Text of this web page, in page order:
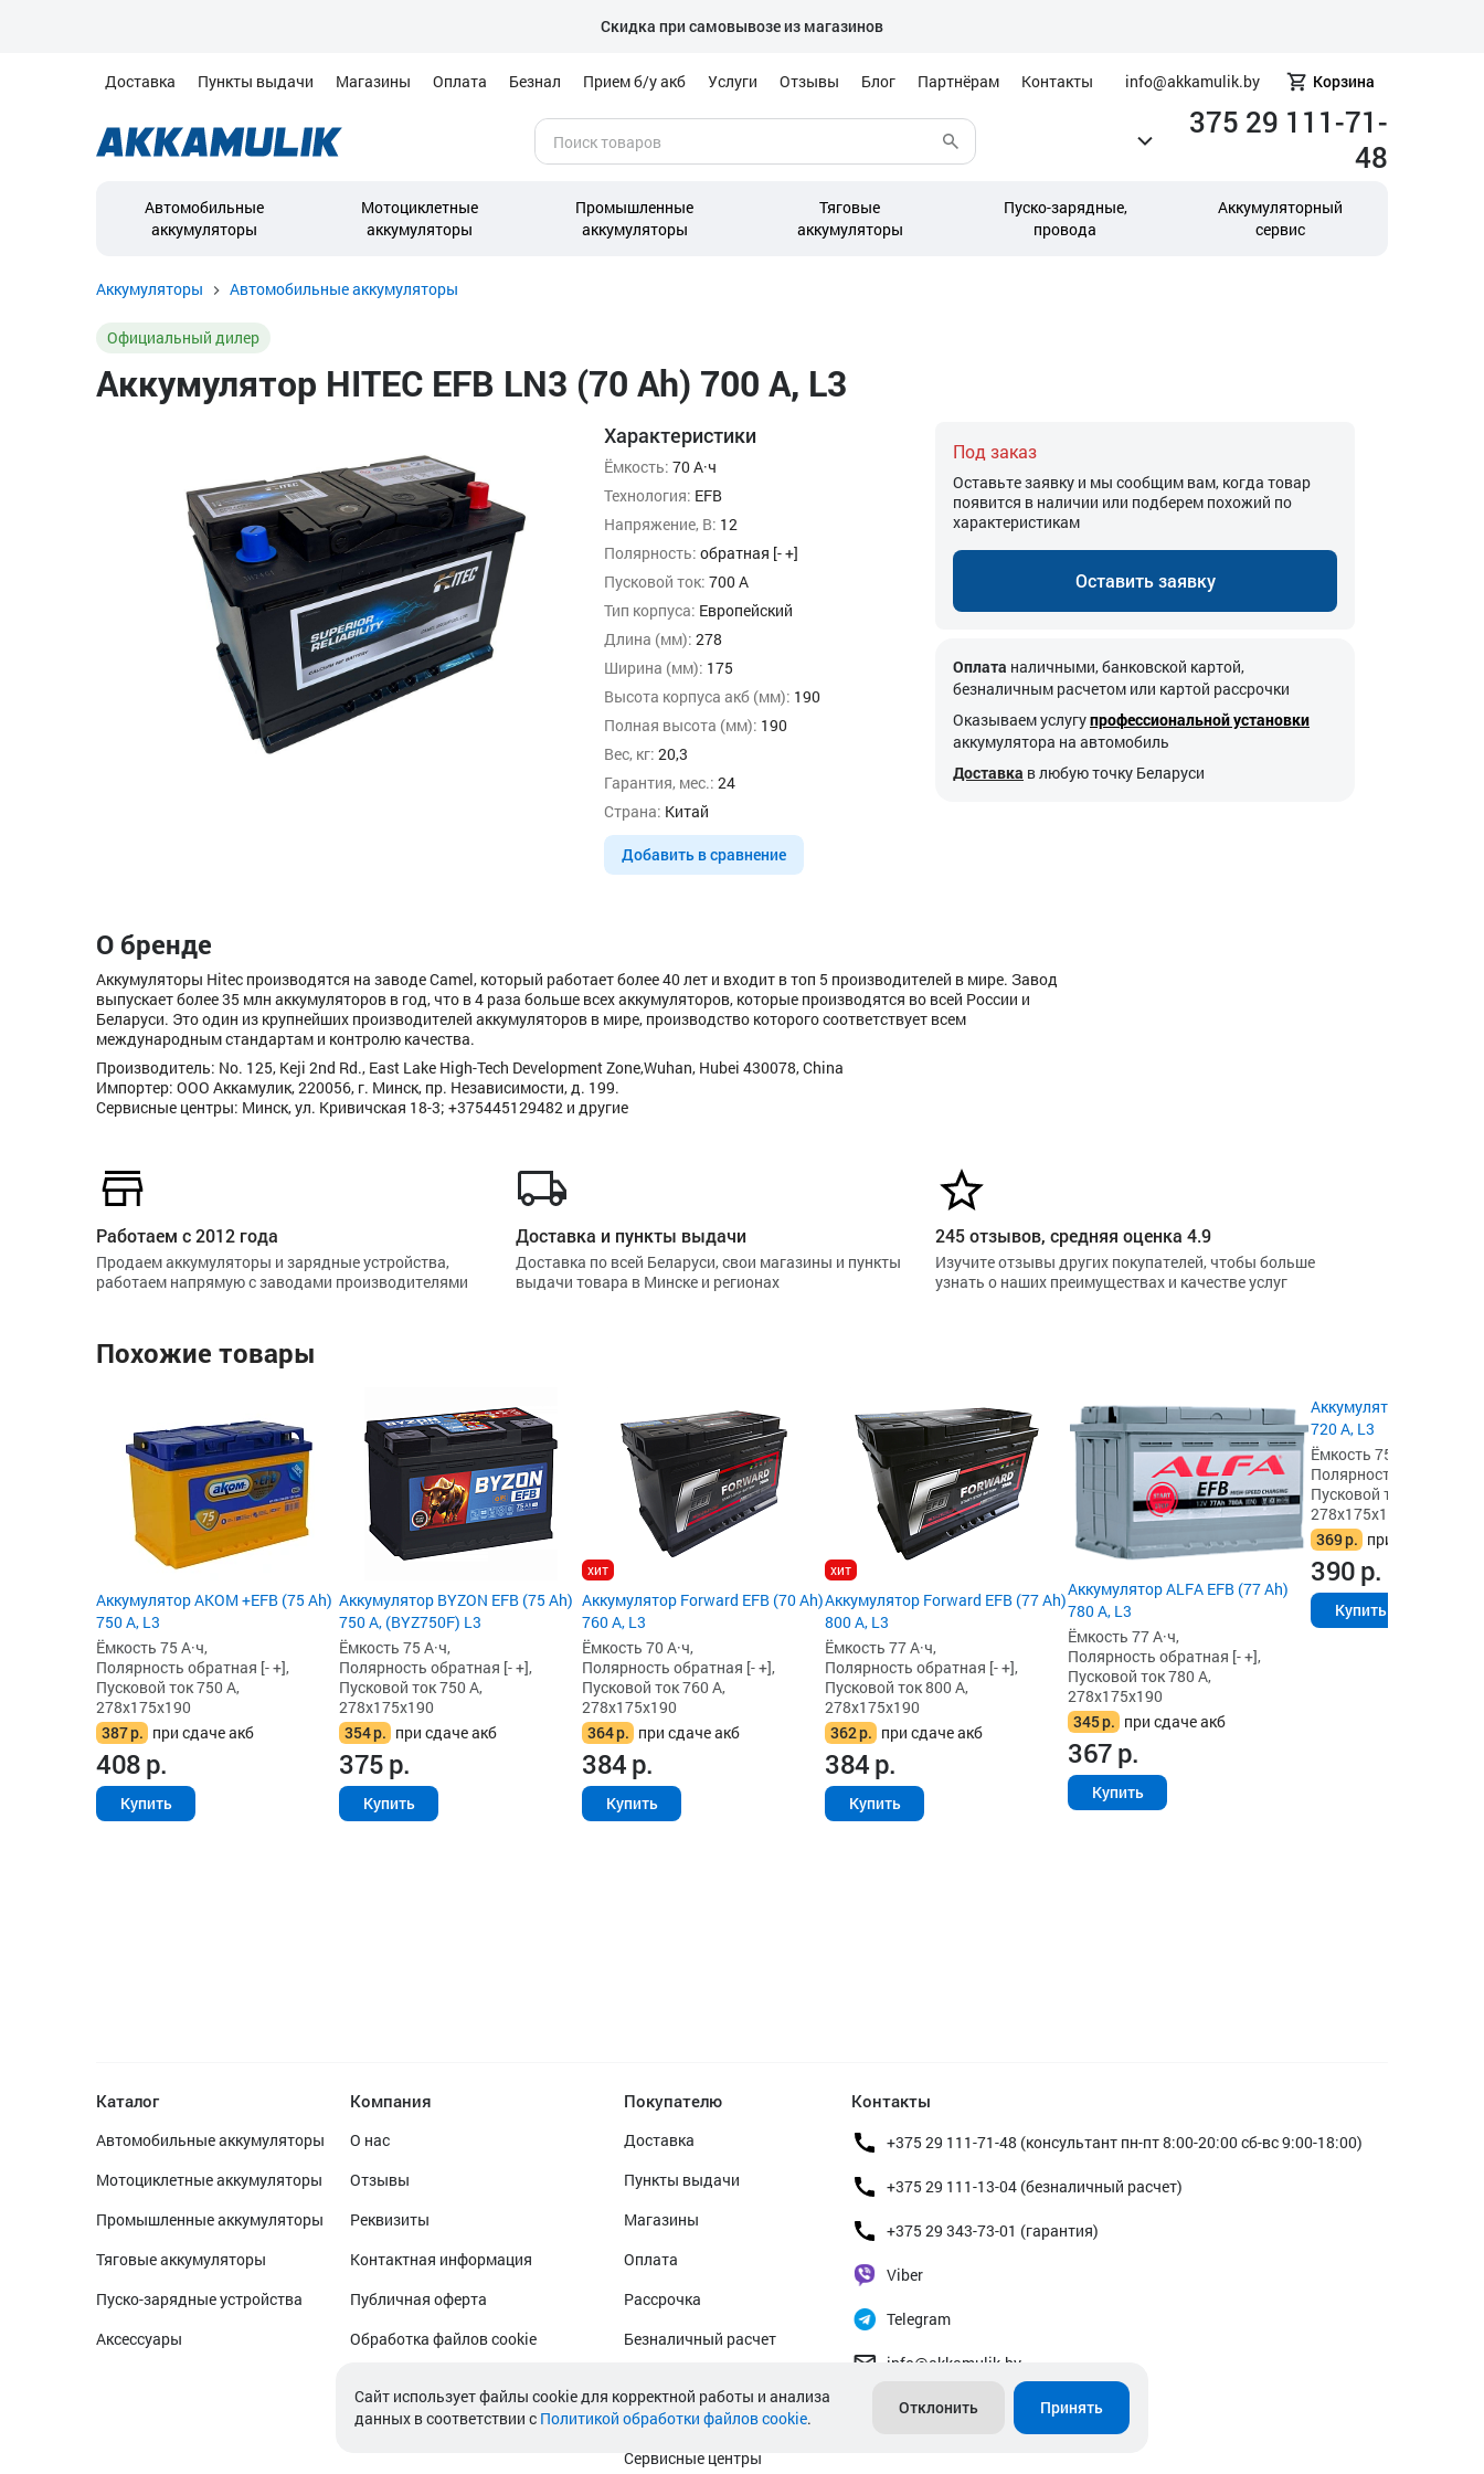
Скидка при самовывозе из магазинов
Доставка Пункты выдачи Магазины Оплата Безнал Прием б/у акб Услуги Отзывы Блог Партнёрам Контакты info@akkamulik.by Корзина
375 29 111-71-
48
Автомобильные
аккумуляторы
Мотоциклетные
аккумуляторы
Промышленные
аккумуляторы
Тяговые
аккумуляторы
Пуско-зарядные,
провода
Аккумуляторный
сервис
Аккумуляторы Автомобильные аккумуляторы
Официальный дилер
Аккумулятор HITEC EFB LN3 (70 Ah) 700 А, L3
Характеристики
Ёмкость: 70 А·ч
Технология: EFB
Напряжение, В: 12
Полярность: обратная [- +]
Пусковой ток: 700 А
Тип корпуса: Европейский
Длина (мм): 278
Ширина (мм): 175
Высота корпуса акб (мм): 190
Полная высота (мм): 190
Вес, кг: 20,3
Гарантия, мес.: 24
Страна: Китай
Добавить в сравнение
Под заказ
Оставьте заявку и мы сообщим вам, когда товар
появится в наличии или подберем похожий по
характеристикам
Оставить заявку
Оплата наличными, банковской картой,
безналичным расчетом или картой рассрочки
Оказываем услугупрофессиональной установки
аккумулятора на автомобиль
Доставка в любую точку Беларуси
О бренде
Аккумуляторы Hitec производятся на заводе Camel, который работает более 40 лет и входит в топ 5 производителей в мире. Завод
выпускает более 35 млн аккумуляторов в год, что в 4 раза больше всех аккумуляторов, которые производятся во всей России и
Беларуси. Это один из крупнейших производителей аккумуляторов в мире, производство которого соответствует всем
международным стандартам и контролю качества.
Производитель: No. 125, Keji 2nd Rd., East Lake High-Tech Development Zone,Wuhan, Hubei 430078, China
Импортер: ООО Аккамулик, 220056, г. Минск, пр. Независимости, д. 199.
Сервисные центры: Минск, ул. Кривичская 18-3; +375445129482 и другие
Работаем с 2012 года
Продаем аккумуляторы и зарядные устройства,
работаем напрямую с заводами производителями
Доставка и пункты выдачи
Доставка по всей Беларуси, свои магазины и пункты
выдачи товара в Минске и регионах
245 отзывов, средняя оценка 4.9
Изучите отзывы других покупателей, чтобы больше
узнать о наших преимуществах и качестве услуг
Похожие товары
Аккумулятор AKOM +EFB (75 Ah)
750 А, L3
Ёмкость 75 А·ч,
Полярность обратная [- +],
Пусковой ток 750 А,
278x175x190
387р. при сдаче акб
408р.
Купить
Аккумулятор BYZON EFB (75 Ah)
750 А, (BYZ750F) L3
Ёмкость 75 А·ч,
Полярность обратная [- +],
Пусковой ток 750 А,
278x175x190
354р. при сдаче акб
375р.
Купить
хит
Аккумулятор Forward EFB (70 Ah)
760 А, L3
Ёмкость 70 А·ч,
Полярность обратная [- +],
Пусковой ток 760 А,
278x175x190
364р. при сдаче акб
384р.
Купить
хит
Аккумулятор Forward EFB (77 Ah)
800 А, L3
Ёмкость 77 А·ч,
Полярность обратная [- +],
Пусковой ток 800 А,
278x175x190
362р. при сдаче акб
384р.
Купить
Аккумулятор ALFA EFB (77 Ah)
780 А, L3
Ёмкость 77 А·ч,
Полярность обратная [- +],
Пусковой ток 780 А,
278x175x190
345р. при сдаче акб
367р.
Купить
Аккумулятор E-
720 А, L3
Ёмкость 75 А·ч,
Полярность обратная
Пусковой ток 720 А,
278x175x190
369р. при сдаче акб
390р.
Купить
Каталог
Автомобильные аккумуляторы
Мотоциклетные аккумуляторы
Промышленные аккумуляторы
Тяговые аккумуляторы
Пуско-зарядные устройства
Аксессуары
Компания
О нас
Отзывы
Реквизиты
Контактная информация
Публичная оферта
Обработка файлов cookie
Покупателю
Доставка
Пункты выдачи
Магазины
Оплата
Рассрочка
Безналичный расчет
Гарантийное обслуживание
Сервисные центры
Контакты
+375 29 111-71-48 (консультант пн-пт 8:00-20:00 сб-вс 9:00-18:00)
+375 29 111-13-04 (безналичный расчет)
+375 29 343-73-01 (гарантия)
Viber
Telegram
info@akkamulik.by
Cайт использует файлы cookie для корректной работы и анализа
данных в соответствии с Политикой обработки файлов cookie.
Отклонить Принять